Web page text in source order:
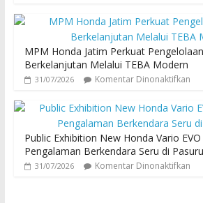
MPM Honda Jatim Perkuat
Berkelanjutan Melalui TEBA Modern
31/07/2026 Komentar Dinonaktifkan
Public Exhibition New Honda Vario
Pengalaman Berkendara Seru di
31/07/2026 Komentar Dinonaktifkan